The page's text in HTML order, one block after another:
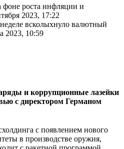
фоне роста инфляции и
2023, 17:22
всколыхнуло валютный
2023, 10:59
и коррупционные лазейки
с директором Германом
с появлением нового
в производстве оружия,